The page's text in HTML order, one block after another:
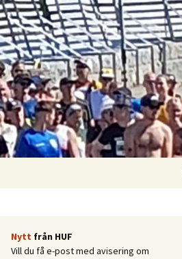
Nytt från HUF
Vill du få e-post med avisering om